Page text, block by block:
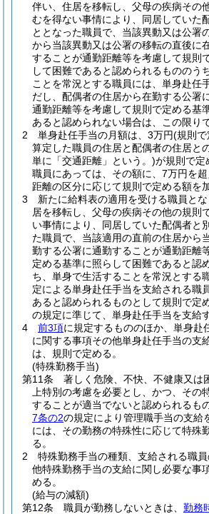
伴い、住居を移転し、父母の疾病その
むを得ない事情により、同居していた
ととなった職員で、当該異動又は公署
から当該異動又は公署の移転の直後に
することが通勤距離等を考慮して規則
して困難であると認められるもののう
ことを常況とする職員には、単身赴任
だし、配偶者の住居から在勤する公署
通勤距離等を考慮して規則で定める基
あると認められない場合は、この限り
2
単身赴任手当の月額は、3万円(規則で
算定した職員の住居と配偶者の住居と
単に「交通距離」という。)が規則で定
職員にあっては、その額に、7万円を
距離の区分に応じて規則で定める額を
3
新たに給料表の適用を受ける職員と
居を移転し、父母の疾病その他の規則
い事情により、同居していた配偶者と
た職員で、当該適用の直前の住居から
勤する公署に通勤することが通勤距離
定める基準に照らして困難であると認
ち、単身で生活することを常況とする
定による単身赴任手当を支給される職
あると認められるものとして規則で定
の規定に準じて、単身赴任手当を支給す
4
前3項に規定するもののほか、単身赴
に関する事項その他単身赴任手当の支
は、規則で定める。
(特殊勤務手当)
第11条
著しく危険、不快、不健康又は
上特別の考慮を必要とし、かつ、その
することが適当でないと認められるも
7条の2の規定により管理職手当の支給
には、その勤務の特殊性に応じて特殊
る。
2
特殊勤務手当の種類、支給される職
他特殊勤務手当の支給に関し必要な事
める。
(給与の減額)
第12条
職員が勤務しないときは、 勤務